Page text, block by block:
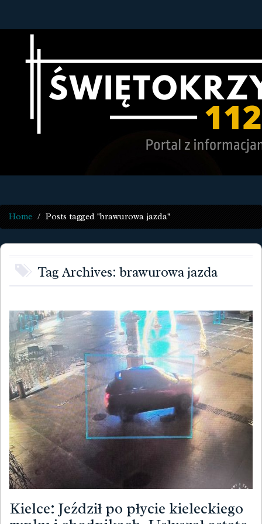
Home Posts tagged "brawurowa jazda"
Tag Archives: brawurowa jazda
Kielce: Jeździł po płycie kieleckiego